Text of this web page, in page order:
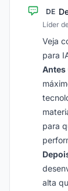
DE
Líder
Veja
para
Antes
para
alta